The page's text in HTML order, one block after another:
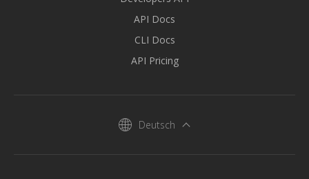
API Docs
CLI Docs
API Pricing
Deutsch